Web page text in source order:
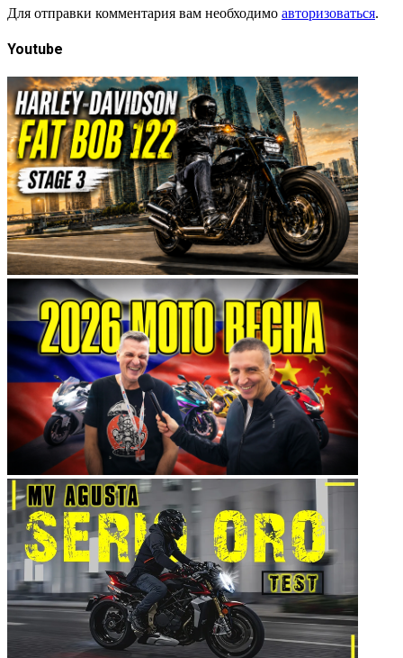
Для отправки комментария вам необходимо авторизоваться.
Youtube